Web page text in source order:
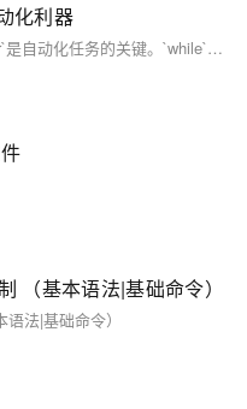
化利器
在Shell脚本中，循环语句如`while`和`for`是自动化任务的关键。`while`循环在条件满足时执行，例如计算1到100的和；`for-in`循环遍历列表，可用于迭代指定数值或命令输出，如求1到100的和。`select-in`循环提供交互式菜单，增强脚本用户体验。理解并运用这些循环能提升脚本效率和可读性。现在，动手试试吧！
（基本语法|基础命令）
法|基础命令）